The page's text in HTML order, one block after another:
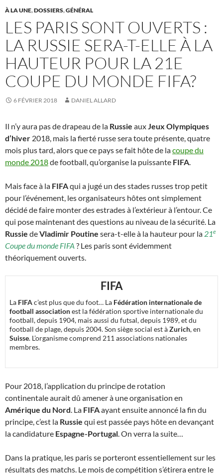
À LA UNE,DOSSIERS,GÉNÉRAL
LES PARIS SONT OUVERTS :
LA RUSSIE SERA-T-ELLE À LA
HAUTEUR POUR LA 21E
COUPE DU MONDE FIFA?
6 FÉVRIER 2018 DANIEL ALLARD
Il n’y aura pas de drapeau de la Russie auxJeux Olympiques
d’hiver 2018, mais la fierté russe sera toute présente, quatre
mois plus tard, alors que ce pays se fait hôte de lacoupe du
monde 2018de football, qu’organise la puissante FIFA.
Mais face à la FIFAqui a jugé un des stades russes trop petit
pour l’événement, les organisateurs hôtes ont simplement
décidé de faire monter des estrades à l’extérieur à l’entour. Ce
qui pose maintenant des questions au niveau de la sécurité. La
Russie deVladimir Poutine sera-t-elle à la hauteur pour la 21e
Coupe du monde FIFA ? Les paris sont évidemment
théoriquement ouverts.
FIFA
La FIFAc’est plus que du foot… La Fédération internationale de
football associationest la fédération sportive internationale du
football, depuis 1904, mais aussi du futsal, depuis 1989, et du
football de plage, depuis 2004. Son siège social est àZurich, en
Suisse. L’organisme comprend 211 associations nationales
membres.
Pour 2018, l’application du principe de rotation
continentale aurait dû amener à une organisation en
Amérique du Nord. La FIFAayant ensuite annoncé la fin du
principe, c’est la Russie qui est passée pays hôte en devançant
la candidature Espagne-Portugal. On verra la suite…
Dans la pratique, les paris se porteront essentiellement sur les
résultats des matchs. Le mois de compétition s’étirera entre le